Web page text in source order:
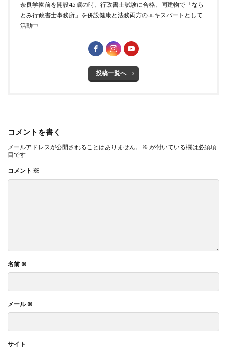
奈良学園前を開設45歳の時、行政書士試験に合格、同建物で「なら
とみ行政書士事務所」を併設健康と法務両方のエキスパートとして
活動中
投稿一覧へ
コメントを書く
メールアドレスが公開されることはありません。 ※ が付いている欄は必須項
目です
コメント ※
名前 ※
メール※
サイト